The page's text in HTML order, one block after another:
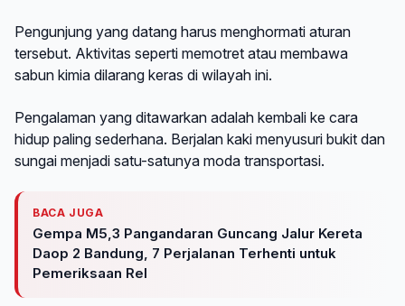
Pengunjung yang datang harus menghormati aturan
tersebut. Aktivitas seperti memotret atau membawa
sabun kimia dilarang keras di wilayah ini.
Pengalaman yang ditawarkan adalah kembali ke cara
hidup paling sederhana. Berjalan kaki menyusuri bukit dan
sungai menjadi satu-satunya moda transportasi.
BACA JUGA
Gempa M5,3 Pangandaran Guncang Jalur Kereta
Daop 2 Bandung, 7 Perjalanan Terhenti untuk
Pemeriksaan Rel